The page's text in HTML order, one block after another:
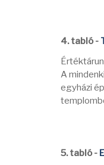
4. tabló -
A
egyházi
5. tabló -